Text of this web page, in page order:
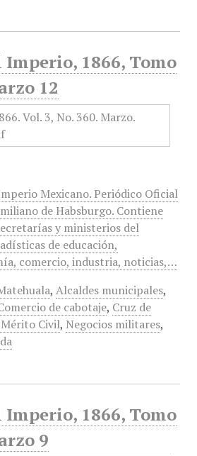
1866, Tomo
12
Mexicano. Periódico Oficial
de Habsburgo. Contiene
y ministerios del
de educación,
comercio, industria, noticias,…
, Alcaldes municipales,
de cabotaje, Cruz de
Civil, Negocios militares,
1866, Tomo
9